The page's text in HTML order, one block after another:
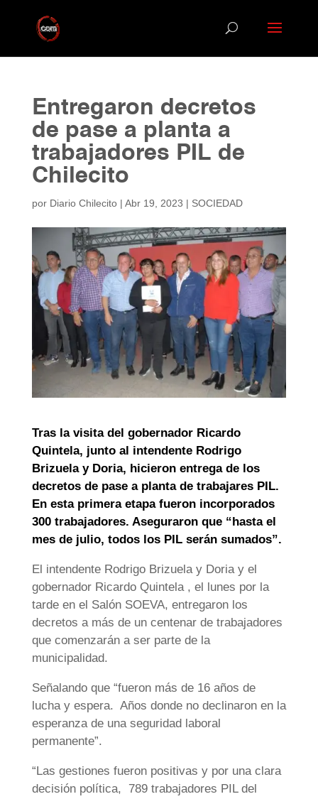
Entregaron decretos
de pase a planta a
trabajadores PIL de
Chilecito
por Diario Chilecito| Abr 19, 2023 | SOCIEDAD
Tras la visita del gobernador Ricardo
Quintela, junto al intendente Rodrigo
Brizuela y Doria, hicieron entrega de los
decretos de pase a planta de trabajares PIL.
En esta primera etapa fueron incorporados
300 trabajadores. Aseguraron que “hasta el
mes de julio, todos los PIL serán sumados”.
El intendente Rodrigo Brizuela y Doria y el
gobernador Ricardo Quintela , el lunes por la
tarde en el Salón SOEVA, entregaron los
decretos a más de un centenar de trabajadores
que comenzarán a ser parte de la
municipalidad.
Señalando que “fueron más de 16 años de
lucha y espera. Años donde no declinaron en la
esperanza de una seguridad laboral
permanente”.
“Las gestiones fueron positivas y por una clara
decisión política, 789 trabajadores PIL del